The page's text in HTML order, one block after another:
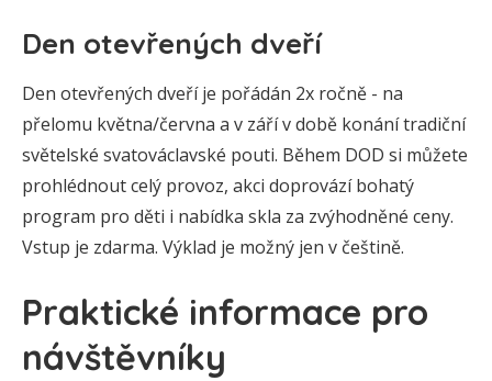
Den otevřených dveří
Den otevřených dveří je pořádán 2x ročně - na
přelomu května/června a v září v době konání tradiční
světelské svatováclavské pouti. Během DOD si můžete
prohlédnout celý provoz, akci doprovází bohatý
program pro děti i nabídka skla za zvýhodněné ceny.
Vstup je zdarma. Výklad je možný jen v češtině.
Praktické informace pro
návštěvníky